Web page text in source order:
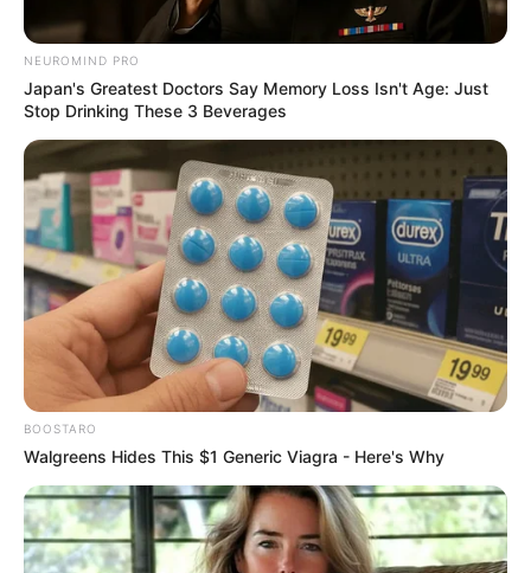
Dernière mise à jour le 24 juin 2026 à 17:47
Mercredi 24 Juin 2026 à CHERBOURG dans la
Réunion n°1 QUINTÉ GRAND PRIX EPHREM HOUEL
– Trot Attelé – 2625/2650 mètres.
NEUROMIND PRO
Japan's Greatest Doctors Say Memory Loss Isn't Age: Just
Stop Drinking These 3 Beverages
BOOSTARO
Walgreens Hides This $1 Generic Viagra - Here's Why